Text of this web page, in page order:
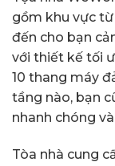
gồm khu vực
đến cho bạn
với thiết kế tối
10 thang máy
tầng nào, bạn
nhanh chóng
Tòa nhà cung